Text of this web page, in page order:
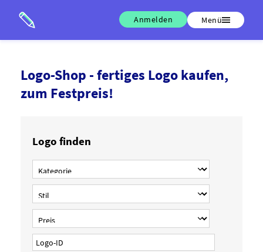
Anmelden Menü
Logo-Shop - fertiges Logo kaufen,
zum Festpreis!
Logo finden